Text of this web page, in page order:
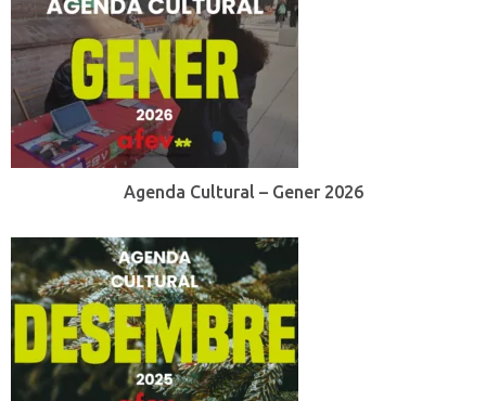
Agenda Cultural – Gener 2026